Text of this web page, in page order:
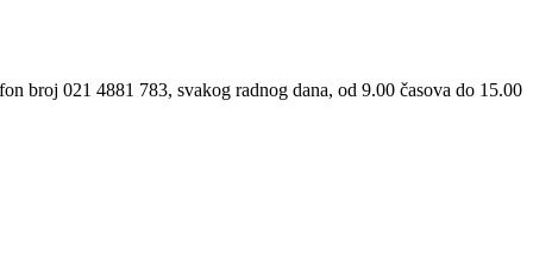
broj 021 4881 783, svakog radnog dana, od 9.00 časova do 15.00